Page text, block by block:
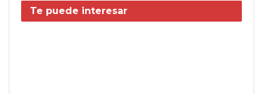
Te puede interesar